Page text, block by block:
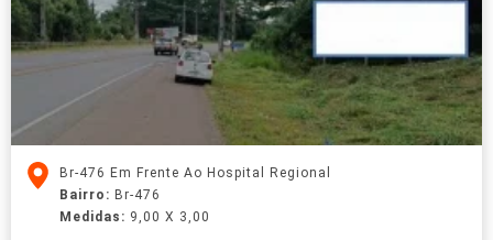
Br-476 Em Frente Ao Hospital Regional
Bairro: Br-476
Medidas: 9,00 X 3,00